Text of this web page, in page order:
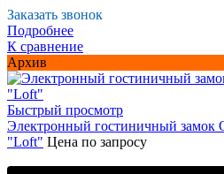
Заказать звонок
Подробнее
К сравнение
Архив
Быстрый просмотр
Электронный гостиничный замок
"Loft" Цена по запросу